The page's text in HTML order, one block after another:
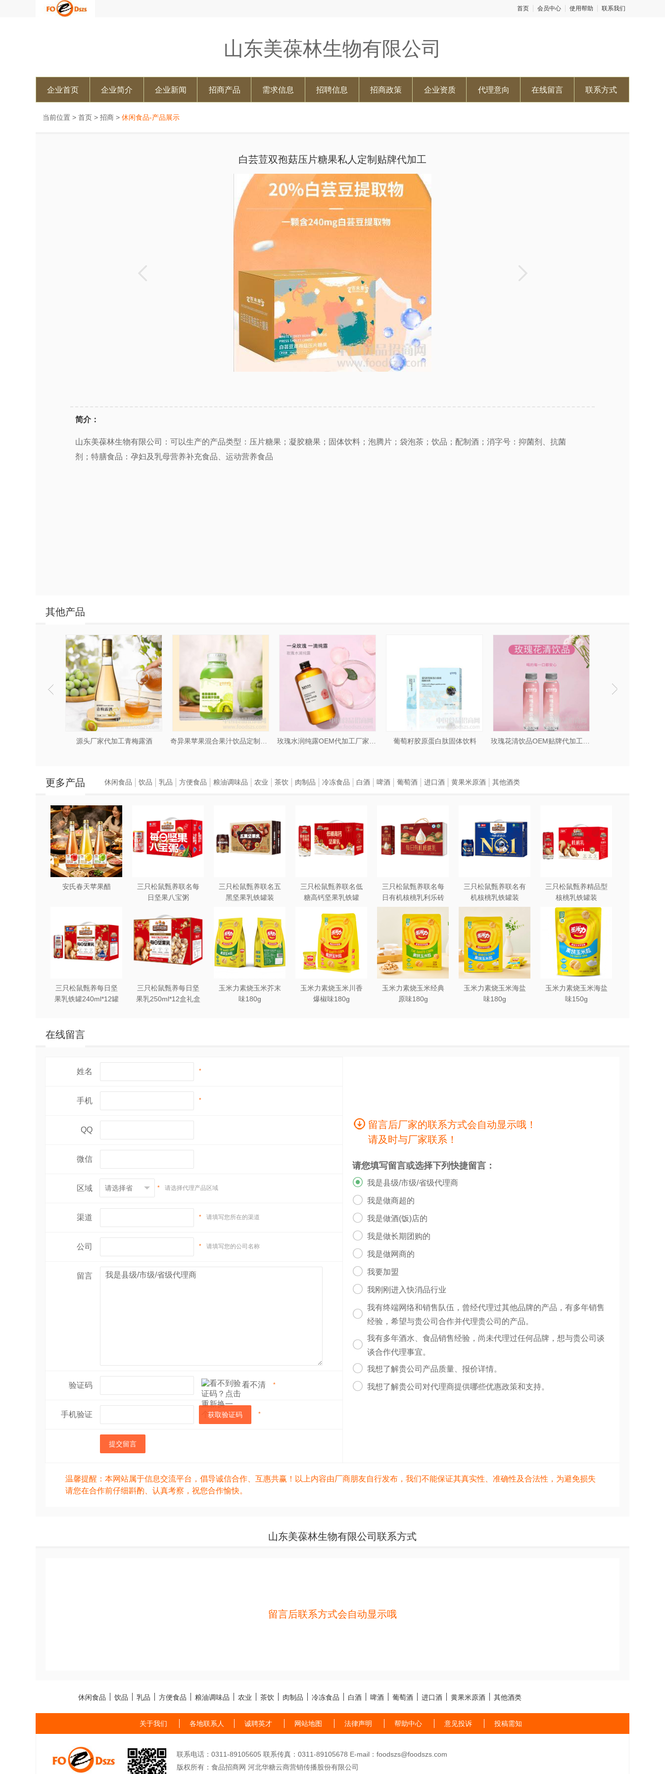
首页 会员中心 使用帮助 联系我们
山东美葆林生物有限公司
企业首页 企业简介 企业新闻 招商产品 需求信息 招聘信息 招商政策 企业资质 代理意向 在线留言 联系方式
当前位置 > 首页 > 招商 > 休闲食品-产品展示
白芸荳双孢菇压片糖果私人定制贴牌代加工
简介：
山东美葆林生物有限公司：可以生产的产品类型：压片糖果；凝胶糖果；固体饮料；泡腾片；袋泡茶；饮品；配制酒；消字号：抑菌剂、抗菌
剂；特膳食品：孕妇及乳母营养补充食品、运动营养食品
其他产品
源头厂家代加工青梅露酒 葡萄籽胶原蛋白肽固体饮料
更多产品
安氏春天苹果醋
三只松鼠甄养联名每
日坚果八宝粥
三只松鼠甄养联名五
黑坚果乳铁罐装
三只松鼠甄养联名低
糖高钙坚果乳铁罐
三只松鼠甄养联名每
日有机核桃乳利乐砖
250ml*12盒木盒装
三只松鼠甄养联名有
机核桃乳铁罐装
240ml*12罐礼盒
三只松鼠甄养精品型
核桃乳铁罐装
240ml*12罐
三只松鼠甄养每日坚
果乳铁罐240ml*12罐
三只松鼠甄养每日坚
果乳250ml*12盒礼盒
玉米力素烧玉米芥末
味180g
玉米力素烧玉米川香
爆椒味180g
玉米力素烧玉米经典
原味180g
玉米力素烧玉米海盐
味180g
玉米力素烧玉米海盐
味150g
休闲食品 饮品 乳品 方便食品 粮油调味品 农业 茶饮 肉制品 冷冻食品 白酒 啤酒 葡萄酒 进口酒 黄果米原酒 其他酒类
在线留言
姓名 *
手机 *
QQ
微信
区域 * 请选择代理产品区域
渠道 * 请填写您所在的渠道
公司 * 请填写您的公司名称
留言
验证码 看不清 *
手机验证 获取验证码 *
提交留言
留言后厂家的联系方式会自动显示哦！
请及时与厂家联系！
请您填写留言或选择下列快捷留言：
 我是县级/市级/省级代理商
 我是做商超的
 我是做酒(饭)店的
 我是做长期团购的
 我是做网商的
 我要加盟
 我刚刚进入快消品行业

我有终端网络和销售队伍，曾经代理过其他品牌的产品，有多年销售
经验，希望与贵公司合作并代理贵公司的产品。

我有多年酒水、食品销售经验，尚未代理过任何品牌，想与贵公司谈
谈合作代理事宜。
 我想了解贵公司产品质量、报价详情。
 我想了解贵公司对代理商提供哪些优惠政策和支持。
温馨提醒：本网站属于信息交流平台，倡导诚信合作、互惠共赢！以上内容由厂商朋友自行发布，我们不能保证其真实性、准确性及合法性，为避免损失
请您在合作前仔细斟酌、认真考察，祝您合作愉快。
山东美葆林生物有限公司联系方式
留言后联系方式会自动显示哦
休闲食品 饮品 乳品 方便食品 粮油调味品 农业 茶饮 肉制品 冷冻食品 白酒 啤酒 葡萄酒 进口酒 黄果米原酒 其他酒类
关于我们 各地联系人 诚聘英才 网站地图 法律声明 帮助中心 意见投诉 投稿需知
联系电话：0311-89105605 联系传真：0311-89105678 E-mail：foodszs@foodszs.com
版权所有：食品招商网 河北华糖云商营销传播股份有限公司